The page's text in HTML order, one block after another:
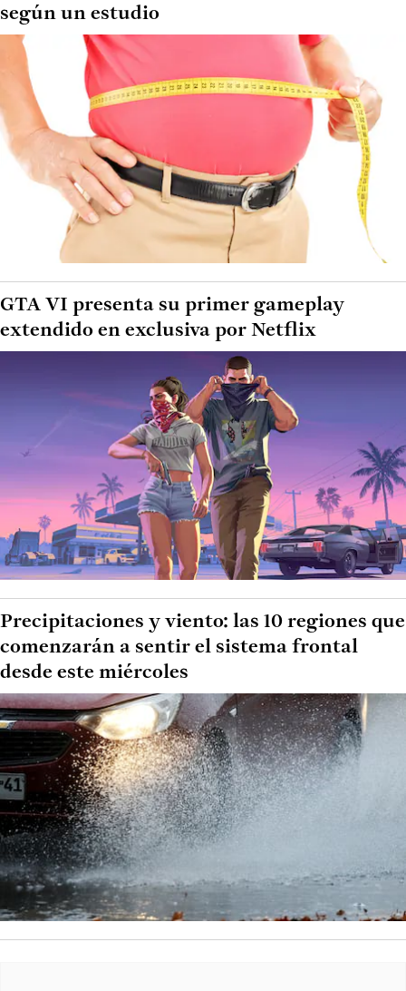
según un estudio
GTA VI presenta su primer gameplay
extendido en exclusiva por Netflix
Precipitaciones y viento: las 10 regiones que
comenzarán a sentir el sistema frontal
desde este miércoles